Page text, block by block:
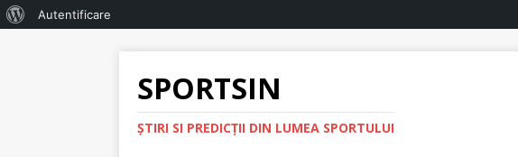
Autentificare
SPORTSIN
ŞTIRI SI PREDICŢII DIN LUMEA SPORTULUI